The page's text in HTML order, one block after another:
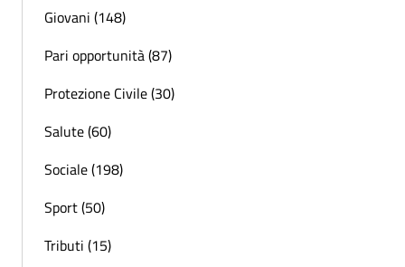
Giovani (148)
Pari opportunità (87)
Protezione Civile (30)
Salute (60)
Sociale (198)
Sport (50)
Tributi (15)